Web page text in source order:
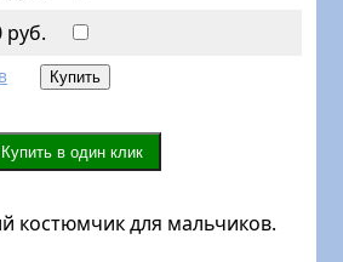
руб.
костюмчик для мальчиков.